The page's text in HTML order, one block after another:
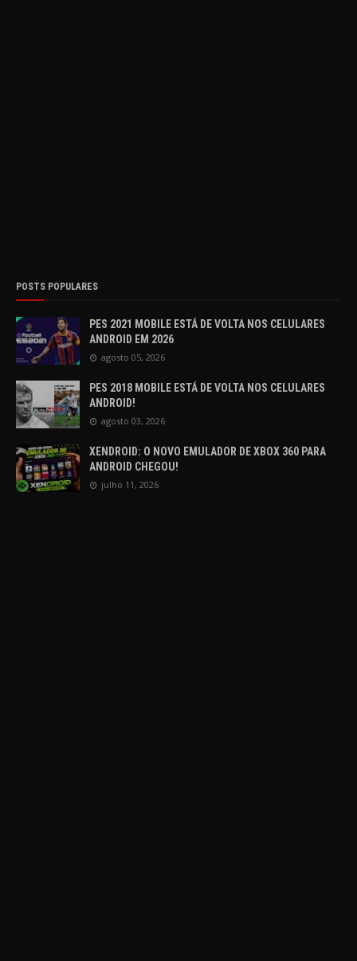
POSTS POPULARES
PES 2021 MOBILE ESTÁ DE VOLTA NOS CELULARES
ANDROID EM 2026
agosto 05, 2026
PES 2018 MOBILE ESTÁ DE VOLTA NOS CELULARES
ANDROID!
agosto 03, 2026
XENDROID: O NOVO EMULADOR DE XBOX 360 PARA
ANDROID CHEGOU!
julho 11, 2026